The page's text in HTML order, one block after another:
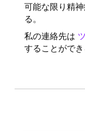
可能な限り精
る。
私の連絡先は
することができ